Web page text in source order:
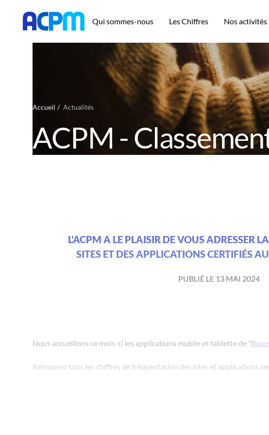
Qui sommes-nous Les Chiffres Nos activités
Accueil Actualités
ACPM -
L'ACPM A LE PLAISIR DE VOUS ADRESSER
SITES ET DES APPLICATIONS CERTIFIÉS
PUBLIÉ LE 13 MAI 2024
Nous accueillons ce mois-ci les applications mobile et tablette de "
Retrouvez tous les chiffres de fréquentation des sites et applications